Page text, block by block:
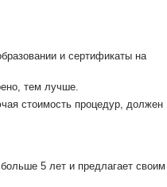
и сертификаты на
тем лучше.
стоимость процедур, должен
5 лет и предлагает своим